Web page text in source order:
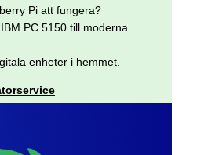
Pi att fungera?
PC 5150 till moderna
enheter i hemmet.